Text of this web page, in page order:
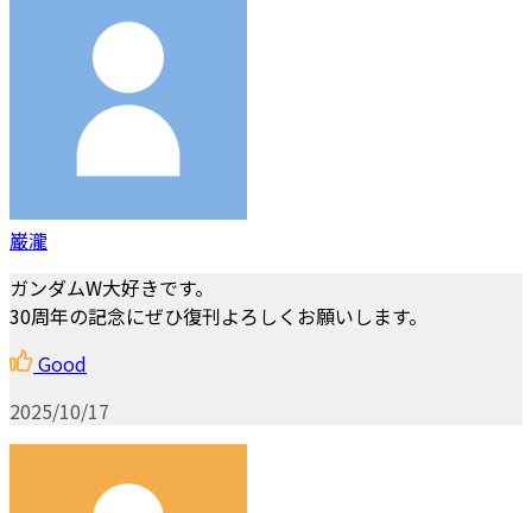
巌瀧
ガンダムW大好きです。
30周年の記念にぜひ復刊よろしくお願いします。
Good
2025/10/17